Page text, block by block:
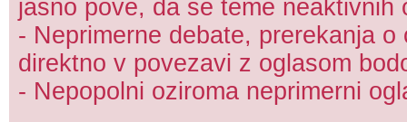
jasno pove, da se teme neaktivnih
- Neprimerne debate, prerekanja
direktno v povezavi z oglasom
- Nepopolni oziroma neprimerni